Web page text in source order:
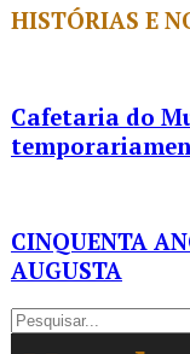
HISTÓRIAS E
Cafetaria do
CINQUENTA
AUGUSTA